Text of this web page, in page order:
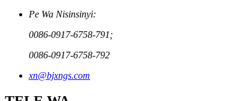
Pe Wa Nisinsinyi:
0086-0917-6758-791;
0086-0917-6758-792
xn@bjxngs.com